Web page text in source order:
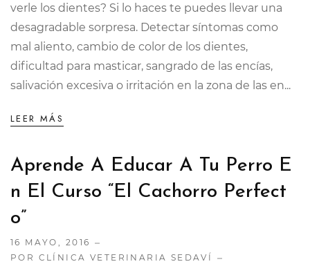
verle los dientes? Si lo haces te puedes llevar una
desagradable sorpresa. Detectar síntomas como
mal aliento, cambio de color de los dientes,
dificultad para masticar, sangrado de las encías,
salivación excesiva o irritación en la zona de las en...
LEER MÁS
Aprende A Educar A Tu Perro E
N El Curso “El Cachorro Perfect
O”
16 MAYO, 2016
POR CLÍNICA VETERINARIA SEDAVÍ